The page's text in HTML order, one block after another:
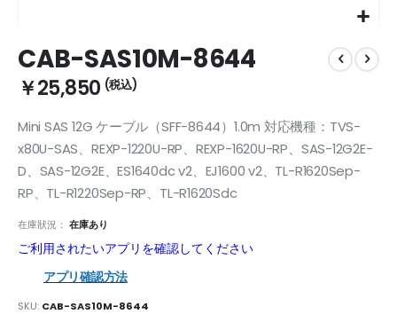
to
the
beginning
the
images
gallery
CAB-SAS10M-8644
￥25,850
Mini SAS 12G ケーブル（SFF-8644）1.0m 対応機種：TVS-
x80U-SAS、REXP-1220U-RP、REXP-1620U-RP、SAS-12G2E-
D、SAS-12G2E、ES1640dc v2、EJ1600 v2、TL-R1620Sep-
RP、TL-R1220Sep-RP、TL-R1620Sdc
在庫狀況： 在庫あり
ご利用されたいアプリを確認してください
アプリ確認方法
SKU CAB-SAS10M-8644